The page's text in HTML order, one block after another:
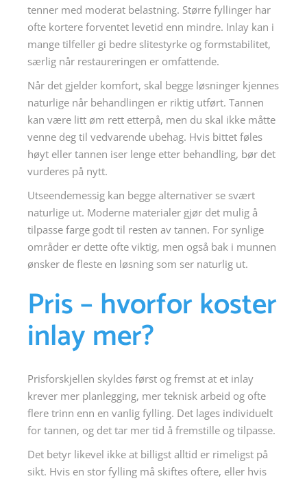
tenner med moderat belastning. Større fyllinger har
ofte kortere forventet levetid enn mindre. Inlay kan i
mange tilfeller gi bedre slitestyrke og formstabilitet,
særlig når restaureringen er omfattende.
Når det gjelder komfort, skal begge løsninger kjennes
naturlige når behandlingen er riktig utført. Tannen
kan være litt øm rett etterpå, men du skal ikke måtte
venne deg til vedvarende ubehag. Hvis bittet føles
høyt eller tannen iser lenge etter behandling, bør det
vurderes på nytt.
Utseendemessig kan begge alternativer se svært
naturlige ut. Moderne materialer gjør det mulig å
tilpasse farge godt til resten av tannen. For synlige
områder er dette ofte viktig, men også bak i munnen
ønsker de fleste en løsning som ser naturlig ut.
Pris – hvorfor koster
inlay mer?
Prisforskjellen skyldes først og fremst at et inlay
krever mer planlegging, mer teknisk arbeid og ofte
flere trinn enn en vanlig fylling. Det lages individuelt
for tannen, og det tar mer tid å fremstille og tilpasse.
Det betyr likevel ikke at billigst alltid er rimeligst på
sikt. Hvis en stor fylling må skiftes oftere, eller hvis